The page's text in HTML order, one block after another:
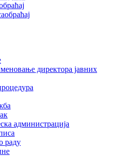
директора јавних
администрација
раду